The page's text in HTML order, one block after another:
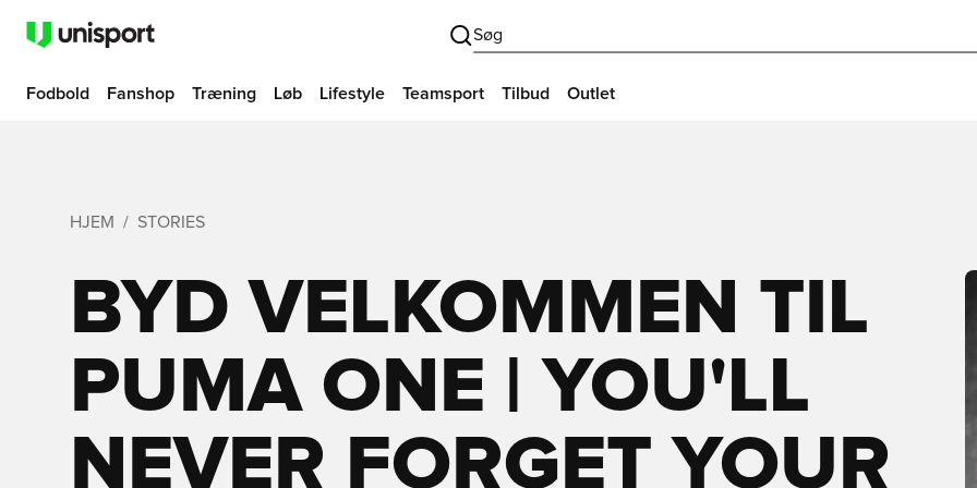
Søg
Fodbold Fanshop Træning Løb Lifestyle Teamsport Tilbud Outlet
HJEM STORIES
BYD VELKOMMEN TIL
PUMA ONE | YOU'LL
NEVER FORGET YOUR